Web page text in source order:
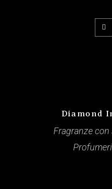
Diamond
Fragranze con